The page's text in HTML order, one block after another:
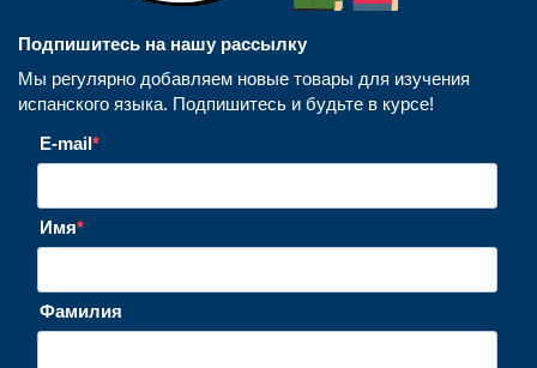
Подпишитесь на нашу рассылку
Мы регулярно добавляем новые товары для изучения
испанского языка. Подпишитесь и будьте в курсе!
E-mail
Имя
Фамилия